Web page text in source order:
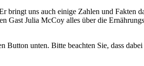
uns auch einige Zahlen und Fakten
Gast Julia McCoy alles über die
unten. Bitte beachten Sie, dass